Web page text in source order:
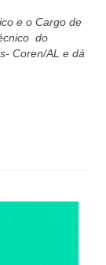
e o Cargo de
do
Coren/AL e dá